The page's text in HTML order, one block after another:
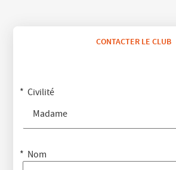
CONTACTER LE CLUB
Civilité
Madame
Nom